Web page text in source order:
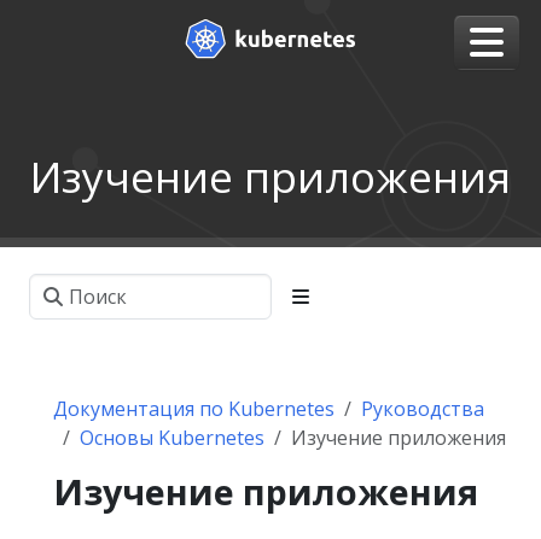
Изучение приложения
Документация по Kubernetes
Руководства
Основы Kubernetes
Изучение приложения
Изучение приложения